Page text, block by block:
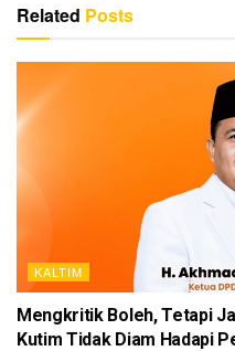
Related Posts
KALTIM
Mengkritik Boleh, Tetapi
Kutim Tidak Diam Hadapi